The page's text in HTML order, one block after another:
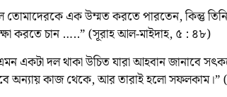
তোমাদেরকে এক উম্মত করতে পারতেন, কিন্তু
করতে চান …..” (সূরাহ আল-মাইদাহ, ৫ : ৪৮)
একটা দল থাকা উচিত যারা আহবান জানাবে
অন্যায় কাজ থেকে, আর তারাই হলো